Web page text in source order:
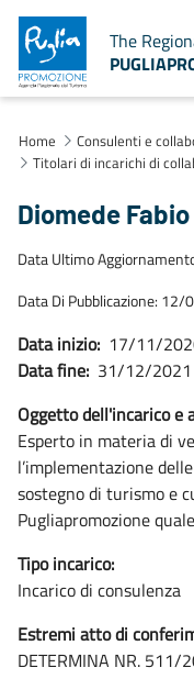
The
Home
Consulenti e
Titolari di incarichi di
Diomede Fabio
Data Ultimo
Data Di Pubblicazione:
Data inizio: 17/11/
Data fine: 31/12/2021
Oggetto dell'incarico e
Esperto in materia di
l’implementazione
sostegno di turismo e
Pugliapromozione
Tipo incarico:
Incarico di consulenza
Estremi atto di
DETERMINA NR. 511/